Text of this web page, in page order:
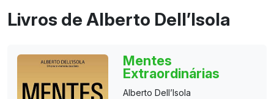
Livros de Alberto Dell’Isola
Mentes
Extraordinárias
Alberto Dell’Isola